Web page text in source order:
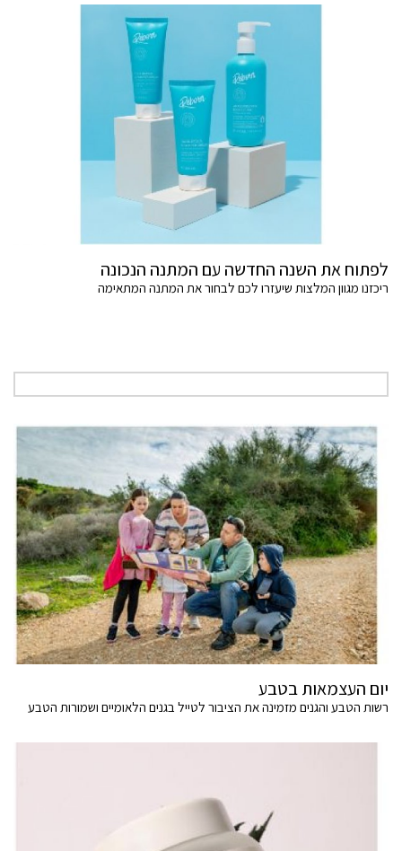
לפתוח את השנה החדשה עם המתנה הנכונה
ריכזנו מגוון המלצות שיעזרו לכם לבחור את המתנה המתאימה
יום העצמאות בטבע
רשות הטבע והגנים מזמינה את הציבור לטייל בגנים הלאומיים ושמורות הטבע